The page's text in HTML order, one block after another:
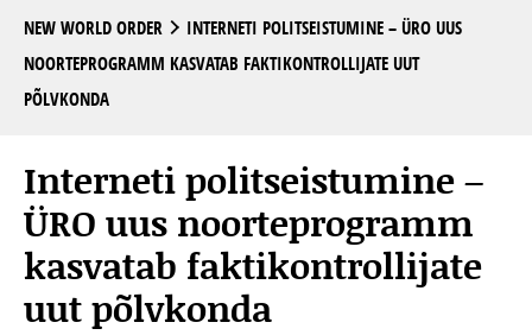
NEW WORLD ORDER
INTERNETI POLITSEISTUMINE – ÜRO UUS
NOORTEPROGRAMM KASVATAB FAKTIKONTROLLIJATE UUT
PÕLVKONDA
Interneti politseistumine –
ÜRO uus noorteprogramm
kasvatab faktikontrollijate
uut põlvkonda